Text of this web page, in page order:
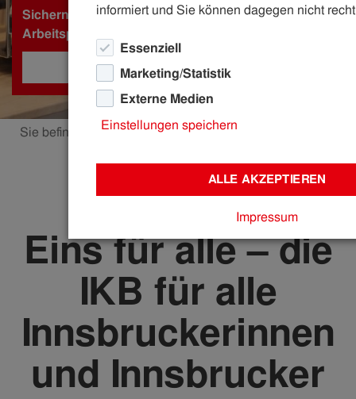
Sichern Sie sich 50 Prozent Rabatt auf den
Arbeitspreis
JETZT WECHSELN
Sie befinden sich hier: ikb.at
Eins für alle – die
IKB für alle
Innsbruckerinnen
und Innsbrucker
informiert und Sie können dagegen nicht
Essenziell
Marketing/Statistik
Externe Medien
Einstellungen speichern
ALLE AKZEPTIEREN
Impressum